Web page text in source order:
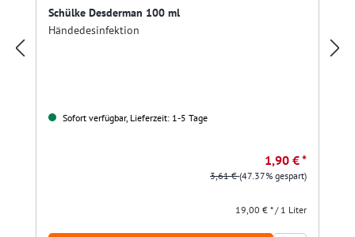
Schülke Desderman 100 ml
Händedesinfektion
Sofort verfügbar, Lieferzeit: 1-5 Tage
1,90 € *
3,61 €(47.37% gespart)
19,00 € * / 1 Liter